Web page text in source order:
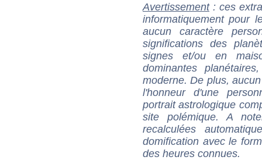
Avertissement: ces
informatiquement pour
aucun caractère
significations des
signes et/ou en
dominantes
moderne. De plus,
l'honneur d'une
portrait astrologique
site polémique. A
recalculées
domification avec le
des heures connues.